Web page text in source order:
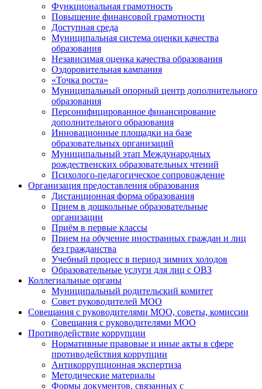
Функциональная грамотность
Повышение финансовой грамотности
Доступная среда
Муниципальная система оценки качества
образования
Независимая оценка качества образования
Оздоровительная кампания
«Точка роста»
Муниципальный опорный центр дополнительного
образования
Персонифицированное финансирование
дополнительного образования
Инновационные площадки на базе
образовательных организаций
Муниципальный этап Международных
рождественских образовательных чтений
Психолого-педагогическое сопровождение
Организация предоставления образования
Дистанционная форма образования
Прием в дошкольные образовательные
организации
Приём в первые классы
Прием на обучение иностранных граждан и лиц
без гражданства
Учебный процесс в период зимних холодов
Образовательные услуги для лиц с ОВЗ
Коллегиальные органы
Муниципальный родительский комитет
Совет руководителей МОО
Совещания с руководителями МОО, советы, комиссии
Совещания с руководителями МОО
Противодействие коррупции
Нормативные правовые и иные акты в сфере
противодействия коррупции
Антикоррупционная экспертиза
Методические материалы
Формы документов, связанных с